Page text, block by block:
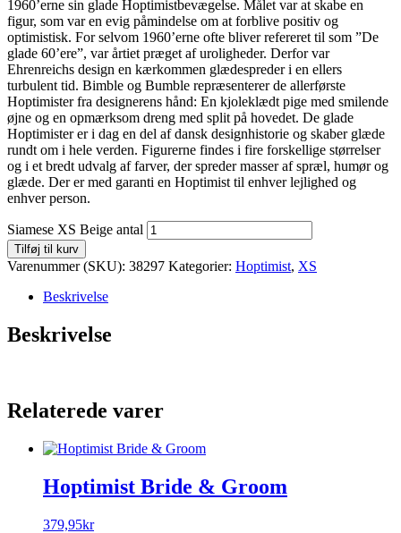
1960’erne sin glade Hoptimistbevægelse. Målet var at skabe en
figur, som var en evig påmindelse om at forblive positiv og
optimistisk. For selvom 1960’erne ofte bliver refereret til som ”De
glade 60’ere”, var årtiet præget af uroligheder. Derfor var
Ehrenreichs design en kærkommen glædespreder i en ellers
turbulent tid. Bimble og Bumble repræsenterer de allerførste
Hoptimister fra designerens hånd: En kjoleklædt pige med smilende
øjne og en opmærksom dreng med split på hovedet. De glade
Hoptimister er i dag en del af dansk designhistorie og skaber glæde
rundt om i hele verden. Figurerne findes i fire forskellige størrelser
og i et bredt udvalg af farver, der spreder masser af spræl, humør og
glæde. Der er med garanti en Hoptimist til enhver lejlighed og
enhver person.
Siamese XS Beige antal
Tilføj til kurv
Varenummer (SKU): 38297 Kategorier: Hoptimist, XS
Beskrivelse
Beskrivelse
Relaterede varer
Hoptimist Bride & Groom
379,95kr